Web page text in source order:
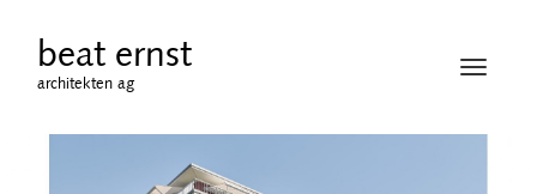
beat ernst
architekten ag